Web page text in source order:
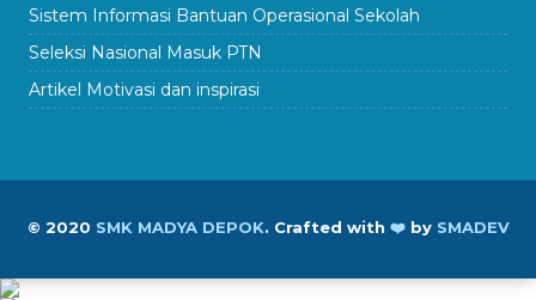
Sistem Informasi Bantuan Operasional Sekolah
Seleksi Nasional Masuk PTN
Artikel Motivasi dan inspirasi
© 2020 SMK MADYA DEPOK. Crafted with ❤️by SMADEV